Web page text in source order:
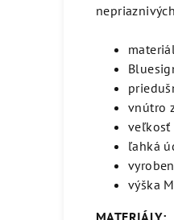
vnútro
veľkosť
ľahká
výška
MATERIÁLY: